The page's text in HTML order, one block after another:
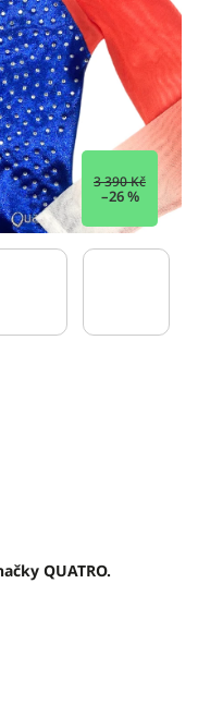
3 390 Kč
–26 %
QUATRO.